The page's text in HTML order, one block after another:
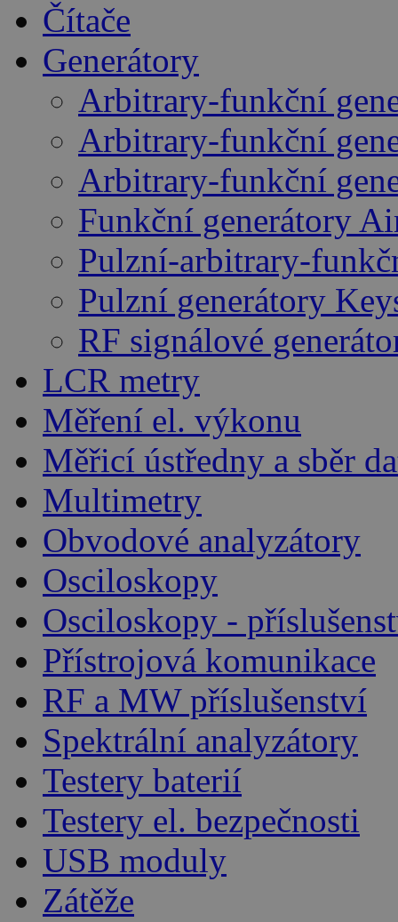
Čítače
Generátory
Arbitrary-funkční
Arbitrary-funkční
Arbitrary-funkční
Funkční generátory
Pulzní-arbitrary-
Pulzní generátory
RF signálové
LCR metry
Měření el. výkonu
Měřicí ústředny a sběr
Multimetry
Obvodové analyzátory
Osciloskopy
Osciloskopy -
Přístrojová komunikace
RF a MW příslušenství
Spektrální analyzátory
Testery baterií
Testery el. bezpečnosti
USB moduly
Zátěže